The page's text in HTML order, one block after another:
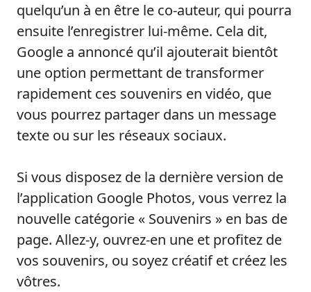
quelqu’un à en être le co-auteur, qui pourra
ensuite l’enregistrer lui-même. Cela dit,
Google a annoncé qu’il ajouterait bientôt
une option permettant de transformer
rapidement ces souvenirs en vidéo, que
vous pourrez partager dans un message
texte ou sur les réseaux sociaux.
Si vous disposez de la dernière version de
l’application Google Photos, vous verrez la
nouvelle catégorie « Souvenirs » en bas de
page. Allez-y, ouvrez-en une et profitez de
vos souvenirs, ou soyez créatif et créez les
vôtres.